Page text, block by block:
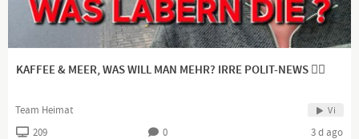
KAFFEE & MEER, WAS WILL MAN MEHR? IRRE POLIT-NEWS 👍🏻
Team Heimat Vi
209 0 3 d ago